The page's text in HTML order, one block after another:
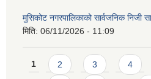
मुसिकोट नगरपालिकाको सार्वजनिक निजी
मिति: 06/11/2026 - 11:09
Pages
1 2 3 4